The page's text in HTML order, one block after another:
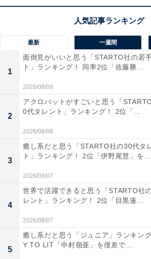
山しかありません」（40代女性／岐阜
綺麗だと思うから」（20代女性／千葉
ありました。
9位までの全ランキ
最新 一週間
1
面倒見がいいと思う「STARTO社の若
ト」ランキング！ 同率2位「佐藤勝...
2026/08/08
2
アクロバットがすごいと思う「
0代タレント」ランキング！ 2位「...
2026/08/08
3
癒し系だと思う「STARTO社の30代タ
ト」ランキング！ 2位「伊野尾慧」を...
2026/08/07
4
世界で活躍できると思う「STARTO社
レント」ランキング！ 2位「目黒蓮...
2026/08/07
5
癒し系だと思う「ジュニア」ランキン
Y TO LIT「中村嶺亜」を僅差で...